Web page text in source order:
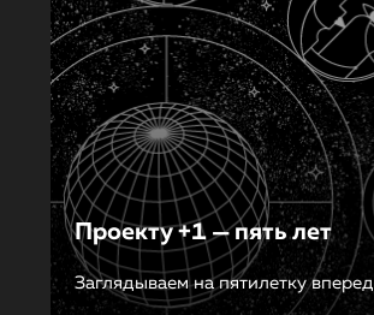
Проекту +1 — пять лет
Заглядываем на пятилетку вперед